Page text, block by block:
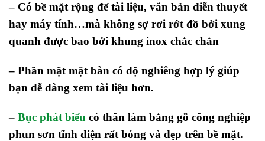
– Có bề mặt rộng để tài liệu, văn bản diễn thuyết
hay máy tính…mà không sợ rơi rớt đồ bởi xung
quanh được bao bởi khung inox chắc chắn
– Phần mặt mặt bàn có độ nghiêng hợp lý giúp
bạn dễ dàng xem tài liệu hơn.
– Bục phát biểu có thân làm bằng gỗ công nghiệp
phun sơn tĩnh điện rất bóng và đẹp trên bề mặt.